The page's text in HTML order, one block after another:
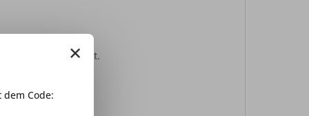
bis 3 kg ausgelegt.
×
Code: